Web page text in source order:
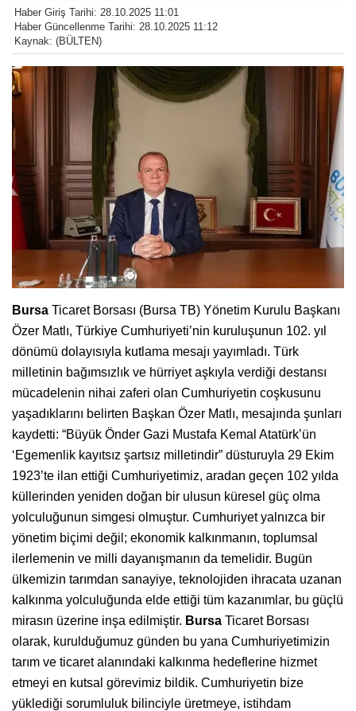
Haber Giriş Tarihi: 28.10.2025 11:01
Haber Güncellenme Tarihi: 28.10.2025 11:12
Kaynak: (BÜLTEN)
Bursa Ticaret Borsası (Bursa TB) Yönetim Kurulu Başkanı
Özer Matlı, Türkiye Cumhuriyeti’nin kuruluşunun 102. yıl
dönümü dolayısıyla kutlama mesajı yayımladı. Türk
milletinin bağımsızlık ve hürriyet aşkıyla verdiği destansı
mücadelenin nihai zaferi olan Cumhuriyetin coşkusunu
yaşadıklarını belirten Başkan Özer Matlı, mesajında şunları
kaydetti: “Büyük Önder Gazi Mustafa Kemal Atatürk’ün
‘Egemenlik kayıtsız şartsız milletindir” düsturuyla 29 Ekim
1923’te ilan ettiği Cumhuriyetimiz, aradan geçen 102 yılda
küllerinden yeniden doğan bir ulusun küresel güç olma
yolculuğunun simgesi olmuştur. Cumhuriyet yalnızca bir
yönetim biçimi değil; ekonomik kalkınmanın, toplumsal
ilerlemenin ve milli dayanışmanın da temelidir. Bugün
ülkemizin tarımdan sanayiye, teknolojiden ihracata uzanan
kalkınma yolculuğunda elde ettiği tüm kazanımlar, bu güçlü
mirasın üzerine inşa edilmiştir. Bursa Ticaret Borsası
olarak, kurulduğumuz günden bu yana Cumhuriyetimizin
tarım ve ticaret alanındaki kalkınma hedeflerine hizmet
etmeyi en kutsal görevimiz bildik. Cumhuriyetin bize
yüklediği sorumluluk bilinciyle üretmeye, istihdam